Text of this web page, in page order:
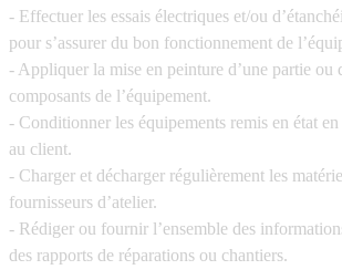
- Effectuer les essais électriques et/ou
pour s’assurer du bon fonctionnement de
- Appliquer la mise en peinture d’une partie ou
composants de l’équipement.
- Conditionner les équipements remis en état
au client.
- Charger et décharger régulièrement les
fournisseurs d’atelier.
- Rédiger ou fournir l’ensemble des
des rapports de réparations ou chantiers.